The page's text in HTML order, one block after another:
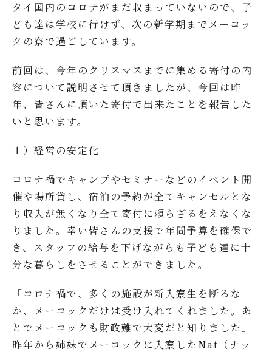
タイ国内のコロナがまだ収まっていないので、子
ども達は学校に行けず、次の新学期までメーコッ
クの寮で過ごしています。
前回は、今年のクリスマスまでに集める寄付の内
容について説明させて頂きましたが、今回は昨
年、皆さんに頂いた寄付で出来たことを報告した
いと思います。
１）経営の安定化
コロナ禍でキャンプやセミナーなどのイベント開
催や場所貸し、宿泊の予約が全てキャンセルとな
り収入が無くなり全て寄付に頼らざるをえなくな
りました。幸い皆さんの支援で年間予算を確保で
き、スタッフの給与を下げながらも子ども達に十
分な暮らしをさせることができました。
「コロナ禍で、多くの施設が新入寮生を断るな
か、メーコックだけは受け入れてくれました。あ
とでメーコックも財政難で大変だと知りました」
昨年から姉妹でメーコックに入寮したNat（ナッ